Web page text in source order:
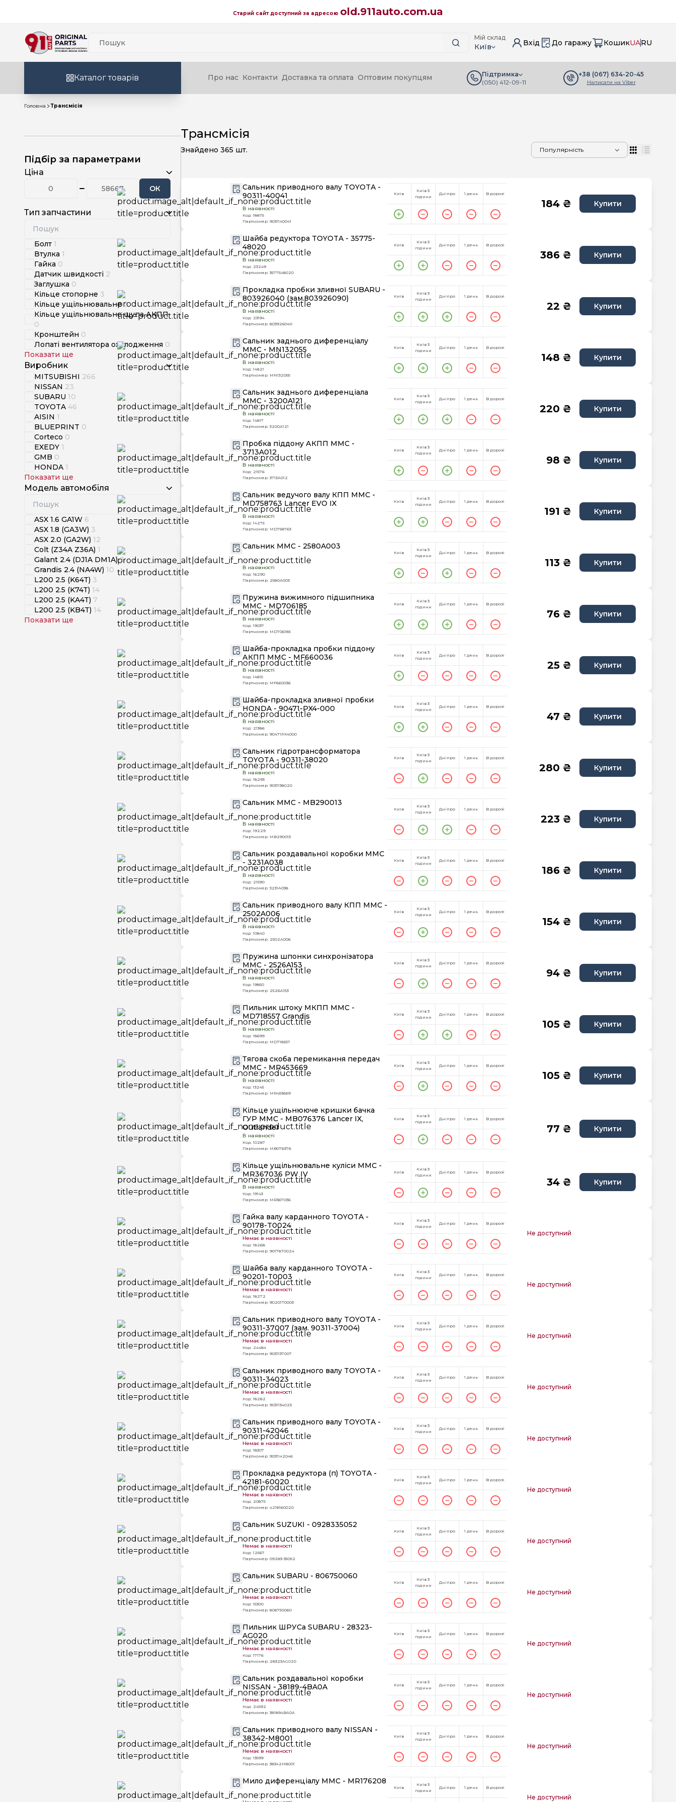
Старий сайт доступний за адресою old.911auto.com.ua
Мій склад
Київ Вхід До гаражу КошикUARU
Каталог товарів Про нас Контакти Доставка та оплата Оптовим покупцям
Підтримка
(050) 412-09-11
+38 (067) 634-20-45
Написати на Viber
Головна Трансмісія
Підбір за параметрами
Ціна
ОК
Тип запчастини
Болт 1
Втулка 1
Гайка 0
Датчик швидкості 2
Заглушка 0
Кільце стопорне 3
Кільце ущільнювальне3
Кільце ущільнювальне щупа АКПП
0
Кронштейн 0
Лопаті вентилятора охолодження 0
Показати ще
Виробник
MITSUBISHI 266
NISSAN 23
SUBARU 10
TOYOTA 46
AISIN 1
BLUEPRINT 0
Corteco 0
EXEDY 1
GMB 0
HONDA 1
Показати ще
Модель автомобіля
ASX 1.6 GA1W 6
ASX 1.8 (GA3W) 3
ASX 2.0 (GA2W) 12
Colt (Z34A Z36A) 1
Galant 2.4 (DJ1A DM1A)3
Grandis 2.4 (NA4W) 10
L200 2.5 (K64T) 3
L200 2.5 (K74T) 14
L200 2.5 (KA4T) 7
L200 2.5 (KB4T) 14
Показати ще
Трансмісія
Знайдено 365 шт.
Сальник приводного валу TOYOTA -
90311-40041
В наявності
Код: 18875
Партномер: 9031140041
Київ
Київ 3
години
Дніпро 1 день В дорозі
184 ₴ Купити
Шайба редуктора TOYOTA - 35775-
48020
В наявності
Код: 23249
Партномер: 3577548020
Київ
Київ 3
години
Дніпро 1 день В дорозі
386 ₴ Купити
Прокладка пробки зливної SUBARU -
803926040 (зам.803926090)
В наявності
Код: 23194
Партномер: 803926040
Київ
Київ 3
години
Дніпро 1 день В дорозі
22 ₴ Купити
Сальник заднього диференціалу
MMC - MN132055
В наявності
Код: 14821
Партномер: MN132055
Київ
Київ 3
години
Дніпро 1 день В дорозі
148 ₴ Купити
Сальник заднього диференціала
MMC - 3200A121
В наявності
Код: 14817
Партномер: 3200A121
Київ
Київ 3
години
Дніпро 1 день В дорозі
220 ₴ Купити
Пробка піддону АКПП MMC -
3713A012
В наявності
Код: 21576
Партномер: 3713A012
Київ
Київ 3
години
Дніпро 1 день В дорозі
98 ₴ Купити
Сальник ведучого валу КПП MMC -
MD758763 Lancer EVO IX
В наявності
Код: 14275
Партномер: MD758763
Київ
Київ 3
години
Дніпро 1 день В дорозі
191 ₴ Купити
Сальник MMC - 2580A003
В наявності
Код: 16290
Партномер: 2580A003
Київ
Київ 3
години
Дніпро 1 день В дорозі
113 ₴ Купити
Пружина вижимного підшипника
MMC - MD706185
В наявності
Код: 19037
Партномер: MD706185
Київ
Київ 3
години
Дніпро 1 день В дорозі
76 ₴ Купити
Шайба-прокладка пробки піддону
АКПП MMC - MF660036
В наявності
Код: 14815
Партномер: MF660036
Київ
Київ 3
години
Дніпро 1 день В дорозі
25 ₴ Купити
Шайба-прокладка зливної пробки
HONDA - 90471-PX4-000
В наявності
Код: 21386
Партномер: 90471PX4000
Київ
Київ 3
години
Дніпро 1 день В дорозі
47 ₴ Купити
Сальник гідротрансформатора
TOYOTA - 90311-38020
В наявності
Код: 18293
Партномер: 9031138020
Київ
Київ 3
години
Дніпро 1 день В дорозі
280 ₴ Купити
Сальник MMC - MB290013
В наявності
Код: 19229
Партномер: MB290013
Київ
Київ 3
години
Дніпро 1 день В дорозі
223 ₴ Купити
Сальник роздавальної коробки MMC
- 3231A038
В наявності
Код: 21590
Партномер: 3231A038
Київ
Київ 3
години
Дніпро 1 день В дорозі
186 ₴ Купити
Сальник приводного валу КПП MMC -
2502A006
В наявності
Код: 10840
Партномер: 2502A006
Київ
Київ 3
години
Дніпро 1 день В дорозі
154 ₴ Купити
Пружина шпонки синхронізатора
MMC - 2526A153
В наявності
Код: 19850
Партномер: 2526A153
Київ
Київ 3
години
Дніпро 1 день В дорозі
94 ₴ Купити
Пильник штоку МКПП MMC -
MD718557 Grandis
В наявності
Код: 18699
Партномер: MD718557
Київ
Київ 3
години
Дніпро 1 день В дорозі
105 ₴ Купити
Тягова скоба перемикання передач
MMC - MR453669
В наявності
Код: 13245
Партномер: MR453669
Київ
Київ 3
години
Дніпро 1 день В дорозі
105 ₴ Купити
Кільце ущільнююче кришки бачка
ГУР MMC - MB076376 Lancer IX,
Outlander
В наявності
Код: 10287
Партномер: MB076376
Київ
Київ 3
години
Дніпро 1 день В дорозі
77 ₴ Купити
Кільце ущільнювальне куліси MMC -
MR367036 PW IV
В наявності
Код: 19143
Партномер: MR367036
Київ
Київ 3
години
Дніпро 1 день В дорозі
34 ₴ Купити
Гайка валу карданного TOYOTA -
90178-T0024
Немає в наявності
Код: 18268
Партномер: 90178T0024
Київ
Київ 3
години
Дніпро 1 день В дорозі
Не доступний
Шайба валу карданного TOYOTA -
90201-T0003
Немає в наявності
Код: 18272
Партномер: 90201T0003
Київ
Київ 3
години
Дніпро 1 день В дорозі
Не доступний
Сальник приводного валу TOYOTA -
90311-37007 (зам. 90311-37004)
Немає в наявності
Код: 24484
Партномер: 9031137007
Київ
Київ 3
години
Дніпро 1 день В дорозі
Не доступний
Сальник приводного валу TOYOTA -
90311-34023
Немає в наявності
Код: 18282
Партномер: 9031134023
Київ
Київ 3
години
Дніпро 1 день В дорозі
Не доступний
Сальник приводного валу TOYOTA -
90311-42046
Немає в наявності
Код: 18307
Партномер: 9031142046
Київ
Київ 3
години
Дніпро 1 день В дорозі
Не доступний
Прокладка редуктора (п) TOYOTA -
42181-60020
Немає в наявності
Код: 20875
Партномер: 4218160020
Київ
Київ 3
години
Дніпро 1 день В дорозі
Не доступний
Сальник SUZUKI - 0928335052
Немає в наявності
Код: 12567
Партномер: 09283-35052
Київ
Київ 3
години
Дніпро 1 день В дорозі
Не доступний
Сальник SUBARU - 806750060
Немає в наявності
Код: 15300
Партномер: 806750060
Київ
Київ 3
години
Дніпро 1 день В дорозі
Не доступний
Пильник ШРУСа SUBARU - 28323-
AG020
Немає в наявності
Код: 17176
Партномер: 28323AG020
Київ
Київ 3
години
Дніпро 1 день В дорозі
Не доступний
Сальник роздавальної коробки
NISSAN - 38189-4BA0A
Немає в наявності
Код: 24592
Партномер: 381894BA0A
Київ
Київ 3
години
Дніпро 1 день В дорозі
Не доступний
Сальник приводного валу NISSAN -
38342-M8001
Немає в наявності
Код: 13599
Партномер: 38342M8001
Київ
Київ 3
години
Дніпро 1 день В дорозі
Не доступний
Мило диференціалу MMC - MR176208
Київ
Київ 3
години
Дніпро 1 день В дорозі
Не доступний